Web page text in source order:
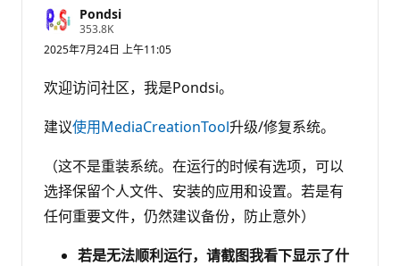
Pondsi
353.8K信
誉
分
2025年7月24日 上午11:05
欢迎访问社区，我是Pondsi。
建议使用MediaCreationTool升级/修复系统。
（这不是重装系统。在运行的时候有选项，可以
选择保留个人文件、安装的应用和设置。若是有
任何重要文件，仍然建议备份，防止意外）
若是无法顺利运行，请截图我看下显示了什